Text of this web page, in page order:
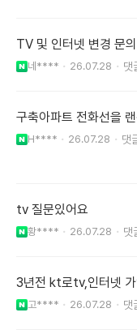
TV 및 인터넷 변경 문의
네**** 26.07.28
구축아파트 전화선을
H**** 26.07.28
tv 질문있어요
황**** 26.07.28
3년전 kt로tv,인터넷
고**** 26.07.28